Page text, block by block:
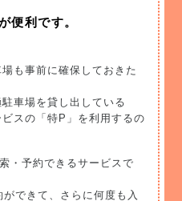
便利です。
も事前に確保しておきた
車場を貸し出している
スの「特P」を利用するの
・予約できるサービスで
できて、さらに何度も入